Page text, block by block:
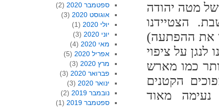
מטה יהודה
הצטיידנו
את ההפתעה)
על ציפוי
כמו מארש
הקטנים
נעימה מאוד
ספטמבר 2020
(2)
אוגוסט 2020
(3)
יולי 2020
(1)
יוני 2020
(3)
מאי 2020
(4)
אפריל 2020
(5)
מרץ 2020
(3)
פברואר 2020
(3)
ינואר 2020
(3)
נובמבר 2019
(2)
ספטמבר 2019
(1)